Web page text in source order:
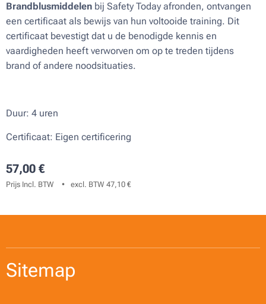
Brandblusmiddelen bij Safety Today afronden, ontvangen
een certificaat als bewijs van hun voltooide training. Dit
certificaat bevestigt dat u de benodigde kennis en
vaardigheden heeft verworven om op te treden tijdens
brand of andere noodsituaties.
Duur: 4 uren
Certificaat: Eigen certificering
57,00 €
Prijs Incl. BTW excl. BTW 47,10 €
Sitemap